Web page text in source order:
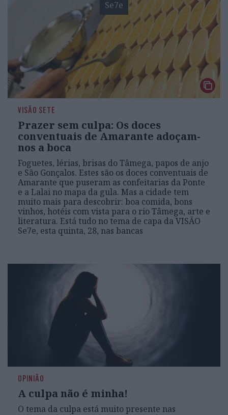
Se7e
VISÃO SETE
Prazer sem culpa: Os doces
conventuais de Amarante adoçam-
nos a boca
Foguetes, lérias, brisas do Tâmega, papos de anjo
e São Gonçalos. Estes são os doces conventuais de
Amarante que puseram as confeitarias da Ponte
e a Lalai no mapa da gula. Mas a cidade tem
muito mais para descobrir: boa comida, bons
vinhos, hotéis com vista para o rio Tâmega, arte e
literatura. Está tudo no tema de capa da VISÃO
Se7e, esta quinta, 28, nas bancas
OPINIÃO
A culpa não é minha!
O tema da culpa está muito presente nas